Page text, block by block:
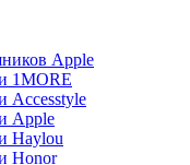
Apple
1MORE
Accesstyle
Apple
Haylou
Honor